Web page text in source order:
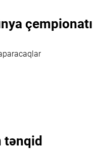
çempionatı
tənqid